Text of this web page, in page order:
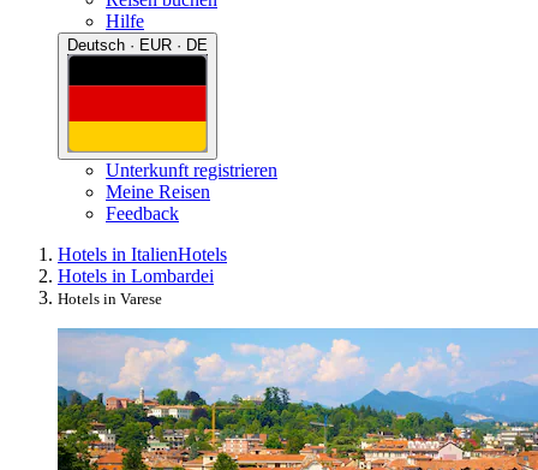
Hilfe
Deutsch · EUR · DE
Unterkunft registrieren
Meine Reisen
Feedback
Hotels in ItalienHotels
Hotels in Lombardei
Hotels in Varese